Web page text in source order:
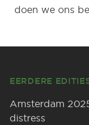
doen we ons
EERDERE
Amsterdam
distress